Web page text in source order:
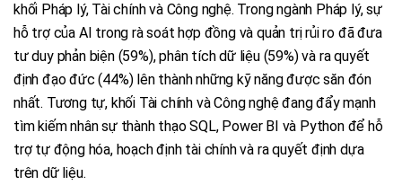
khối Pháp lý, Tài chính và Công nghệ. Trong ngành Pháp lý, sự
hỗ trợ của AI trong rà soát hợp đồng và quản trị rủi ro đã đưa
tư duy phản biện (59%), phân tích dữ liệu (59%) và ra quyết
định đạo đức (44%) lên thành những kỹ năng được săn đón
nhất. Tương tự, khối Tài chính và Công nghệ đang đẩy mạnh
tìm kiếm nhân sự thành thạo SQL, Power BI và Python để hỗ
trợ tự động hóa, hoạch định tài chính và ra quyết định dựa
trên dữ liệu.